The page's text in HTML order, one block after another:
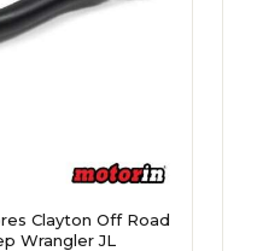
Clayton Off Road
Wrangler JL